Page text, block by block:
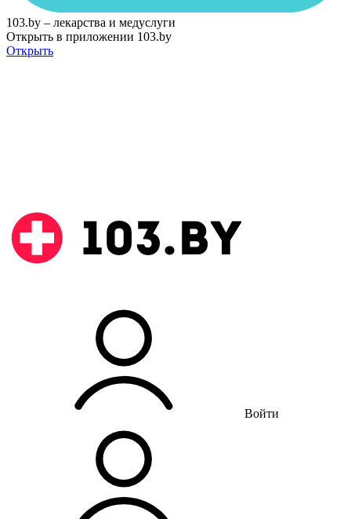
103.by – лекарства и медуслуги
Открыть в приложении 103.by
Открыть
Войти